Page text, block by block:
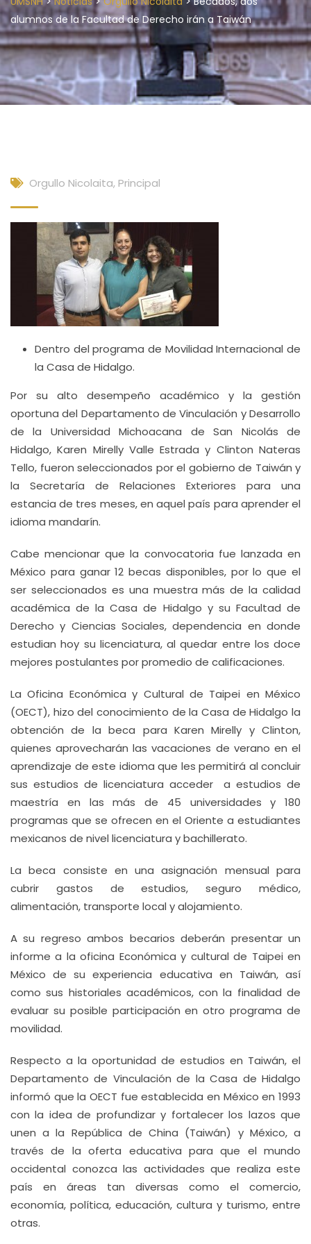
alumnos de la Facultad de Derecho irán a Taiwán
Orgullo Nicolaita, Principal
Dentro del programa de Movilidad Internacional de
la Casa de Hidalgo.
Por su alto desempeño académico y la gestión
oportuna del Departamento de Vinculación y Desarrollo
de la Universidad Michoacana de San Nicolás de
Hidalgo, Karen Mirelly Valle Estrada y Clinton Nateras
Tello, fueron seleccionados por el gobierno de Taiwán y
la Secretaría de Relaciones Exteriores para una
estancia de tres meses, en aquel país para aprender el
idioma mandarín.
Cabe mencionar que la convocatoria fue lanzada en
México para ganar 12 becas disponibles, por lo que el
ser seleccionados es una muestra más de la calidad
académica de la Casa de Hidalgo y su Facultad de
Derecho y Ciencias Sociales, dependencia en donde
estudian hoy su licenciatura, al quedar entre los doce
mejores postulantes por promedio de calificaciones.
La Oficina Económica y Cultural de Taipei en México
(OECT), hizo del conocimiento de la Casa de Hidalgo la
obtención de la beca para Karen Mirelly y Clinton,
quienes aprovecharán las vacaciones de verano en el
aprendizaje de este idioma que les permitirá al concluir
sus estudios de licenciatura acceder a estudios de
maestría en las más de 45 universidades y 180
programas que se ofrecen en el Oriente a estudiantes
mexicanos de nivel licenciatura y bachillerato.
La beca consiste en una asignación mensual para
cubrir gastos de estudios, seguro médico,
alimentación, transporte local y alojamiento.
A su regreso ambos becarios deberán presentar un
informe a la oficina Económica y cultural de Taipei en
México de su experiencia educativa en Taiwán, así
como sus historiales académicos, con la finalidad de
evaluar su posible participación en otro programa de
movilidad.
Respecto a la oportunidad de estudios en Taiwán, el
Departamento de Vinculación de la Casa de Hidalgo
informó que la OECT fue establecida en México en 1993
con la idea de profundizar y fortalecer los lazos que
unen a la República de China (Taiwán) y México, a
través de la oferta educativa para que el mundo
occidental conozca las actividades que realiza este
país en áreas tan diversas como el comercio,
economía, política, educación, cultura y turismo, entre
otras.